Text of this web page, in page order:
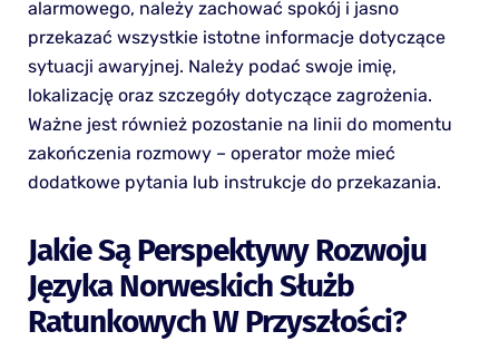
alarmowego, należy zachować spokój i jasno
przekazać wszystkie istotne informacje dotyczące
sytuacji awaryjnej. Należy podać swoje imię,
lokalizację oraz szczegóły dotyczące zagrożenia.
Ważne jest również pozostanie na linii do momentu
zakończenia rozmowy – operator może mieć
dodatkowe pytania lub instrukcje do przekazania.
Jakie Są Perspektywy Rozwoju
Języka Norweskich Służb
Ratunkowych W Przyszłości?